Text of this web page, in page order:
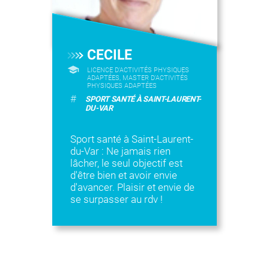
CECILE
LICENCE D’ACTIVITÉS PHYSIQUES
ADAPTÉES, MASTER D'ACTIVITÉS
PHYSIQUES ADAPTÉES
#
SPORT SANTÉ À SAINT-LAURENT-
DU-VAR
Sport santé à Saint-Laurent-
du-Var : Ne jamais rien
lâcher, le seul objectif est
d'être bien et avoir envie
d'avancer. Plaisir et envie de
se surpasser au rdv !